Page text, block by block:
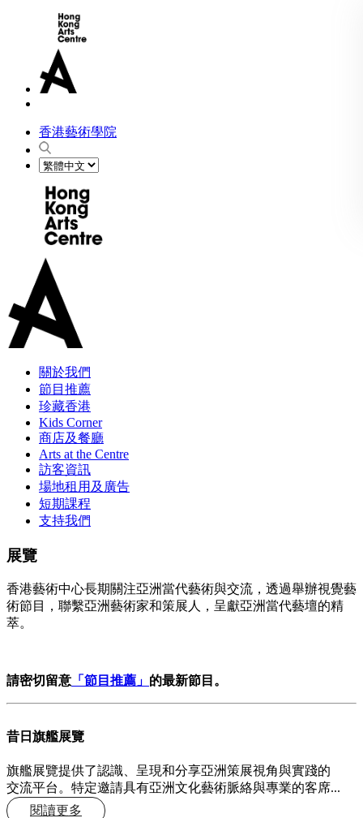
香港藝術學院
關於我們
節目推薦
珍藏香港
Kids Corner
商店及餐廳
Arts at the Centre
訪客資訊
場地租用及廣告
短期課程
支持我們
展覽
香港藝術中心長期關注亞洲當代藝術與交流，透過舉辦視覺藝
術節目，聯繫亞洲藝術家和策展人，呈獻亞洲當代藝壇的精
萃。
請密切留意 「節目推薦」 的最新節目。
昔日旗艦展覽
旗艦展覽提供了認識、呈現和分享亞洲策展視角與實踐的
交流平台。特定邀請具有亞洲文化藝術脈絡與專業的客席...
閱讀更多